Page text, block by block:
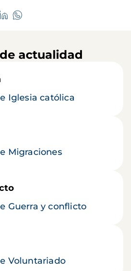
actualidad
Iglesia católica
Migraciones
Guerra y conflicto
Voluntariado